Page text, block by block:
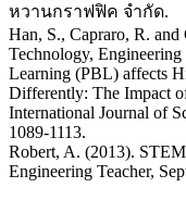
หวานกราฟฟิค จำกัด.
Han, S., Capraro, R.
Technology,
Learning (PBL) affects
Differently: The Impact
International Journal of
1089-1113.
Robert, A. (2013).
Engineering Teacher,